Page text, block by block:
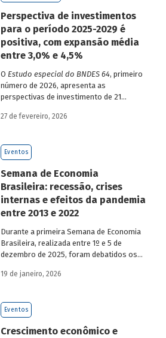
Perspectiva de investimentos
para o período 2025-2029 é
positiva, com expansão média
entre 3,0% e 4,5%
O Estudo especial do BNDES 64, primeiro
número de 2026, apresenta as
perspectivas de investimento de 21
período de 2025 a 2029.
27 de fevereiro, 2026
Eventos
Semana de Economia
Brasileira: recessão, crises
internas e efeitos da pandemia
entre 2013 e 2022
Durante a primeira Semana de Economia
Brasileira, realizada entre 1º e 5 de
dezembro de 2025, foram debatidos os
economia do país nos últimos 40 anos,
economistas renomados.
19 de janeiro, 2026
Eventos
Crescimento econômico e